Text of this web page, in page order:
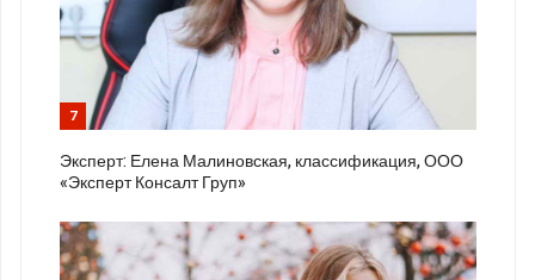
7
Эксперт: Елена Малиновская, классификация, ООО
«Эксперт Консалт Груп»